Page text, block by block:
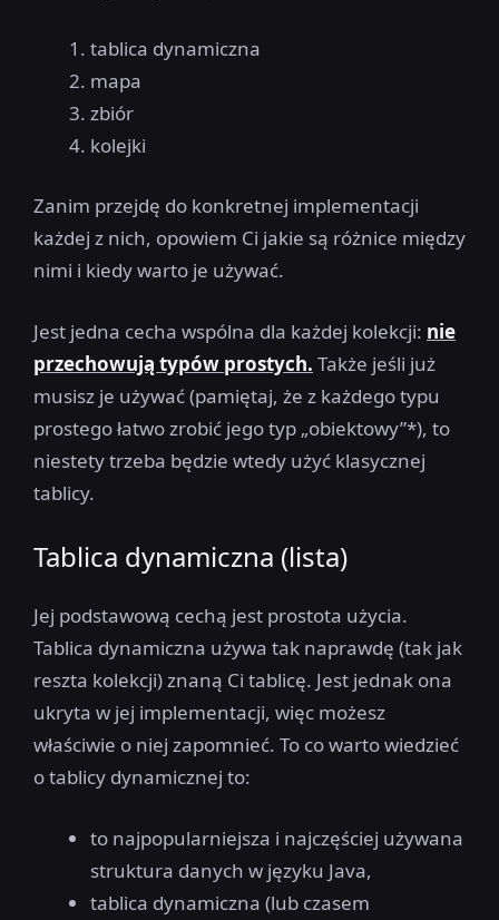
tablica dynamiczna
mapa
zbiór
kolejki
Zanim przejdę do konkretnej implementacji
każdej z nich, opowiem Ci jakie są różnice między
nimi i kiedy warto je używać.
Jest jedna cecha wspólna dla każdej kolekcji: nie
przechowują typów prostych. Także jeśli już
musisz je używać (pamiętaj, że z każdego typu
prostego łatwo zrobić jego typ „obiektowy”*), to
niestety trzeba będzie wtedy użyć klasycznej
tablicy.
Tablica dynamiczna (lista)
Jej podstawową cechą jest prostota użycia.
Tablica dynamiczna używa tak naprawdę (tak jak
reszta kolekcji) znaną Ci tablicę. Jest jednak ona
ukryta w jej implementacji, więc możesz
właściwie o niej zapomnieć. To co warto wiedzieć
o tablicy dynamicznej to:
to najpopularniejsza i najczęściej używana
struktura danych w języku Java,
tablica dynamiczna (lub czasem